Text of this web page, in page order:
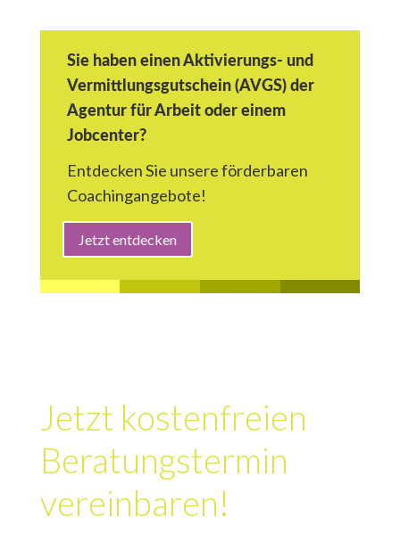
Sie haben einen Aktivierungs- und
Vermittlungsgutschein (AVGS) der
Agentur für Arbeit oder einem
Jobcenter?
Entdecken Sie unsere förderbaren
Coachingangebote!
Jetzt entdecken
Jetzt kostenfreien
Beratungstermin
vereinbaren!